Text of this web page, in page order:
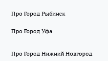
Про Город Рыбинск
Про Город Уфа
Про Город Нижний Новгород